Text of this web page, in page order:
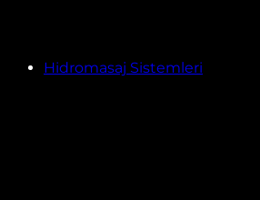
Hidromasaj Sistemleri